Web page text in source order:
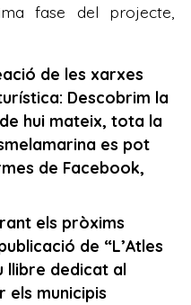
fase del projecte,
de les xarxes
Descobrim la
hui mateix, tota la
es pot
de Facebook,
els pròxims
de “L’Atles
llibre dedicat al
municipis